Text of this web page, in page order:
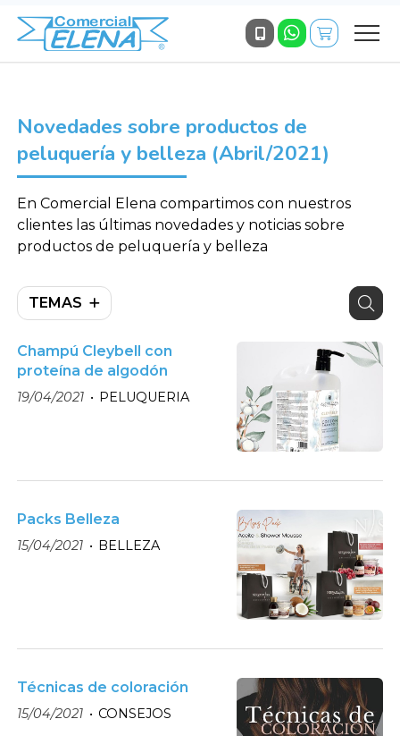
Novedades sobre productos de
peluquería y belleza (Abril/2021)
En Comercial Elena compartimos con nuestros
clientes las últimas novedades y noticias sobre
productos de peluquería y belleza
TEMAS
Champú Cleybell con
proteína de algodón
19/04/2021 PELUQUERIA
Packs Belleza
15/04/2021 BELLEZA
Técnicas de coloración
15/04/2021 CONSEJOS